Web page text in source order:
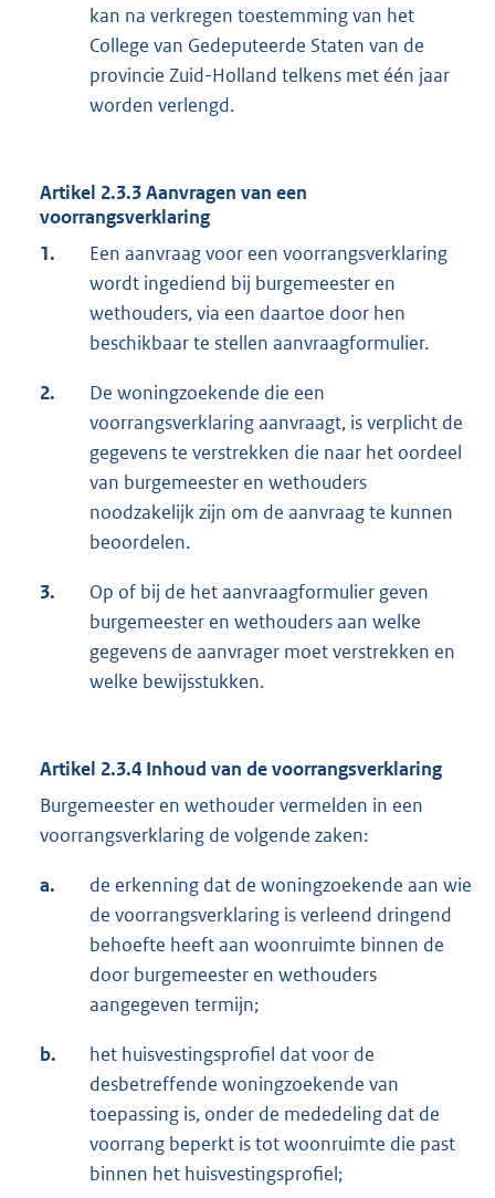
kan na verkregen toestemming van het
College van Gedeputeerde Staten van de
provincie Zuid-Holland telkens met één jaar
worden verlengd.
Artikel 2.3.3 Aanvragen van een
voorrangsverklaring
1.
Een aanvraag voor een voorrangsverklaring
wordt ingediend bij burgemeester en
wethouders, via een daartoe door hen
beschikbaar te stellen aanvraagformulier.
2.
De woningzoekende die een
voorrangsverklaring aanvraagt, is verplicht de
gegevens te verstrekken die naar het oordeel
van burgemeester en wethouders
noodzakelijk zijn om de aanvraag te kunnen
beoordelen.
3.
Op of bij de het aanvraagformulier geven
burgemeester en wethouders aan welke
gegevens de aanvrager moet verstrekken en
welke bewijsstukken.
Artikel 2.3.4 Inhoud van de voorrangsverklaring
Burgemeester en wethouder vermelden in een
voorrangsverklaring de volgende zaken:
a.
de erkenning dat de woningzoekende aan wie
de voorrangsverklaring is verleend dringend
behoefte heeft aan woonruimte binnen de
door burgemeester en wethouders
aangegeven termijn;
b.
het huisvestingsprofiel dat voor de
desbetreffende woningzoekende van
toepassing is, onder de mededeling dat de
voorrang beperkt is tot woonruimte die past
binnen het huisvestingsprofiel;